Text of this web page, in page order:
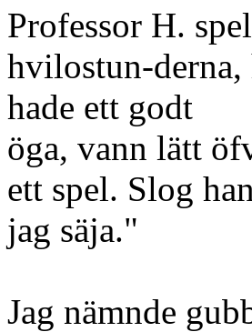
Professor H.
hvilostun-derna,
hade ett godt
öga, vann lätt
ett spel. Slog
jag säja."
Jag nämnde